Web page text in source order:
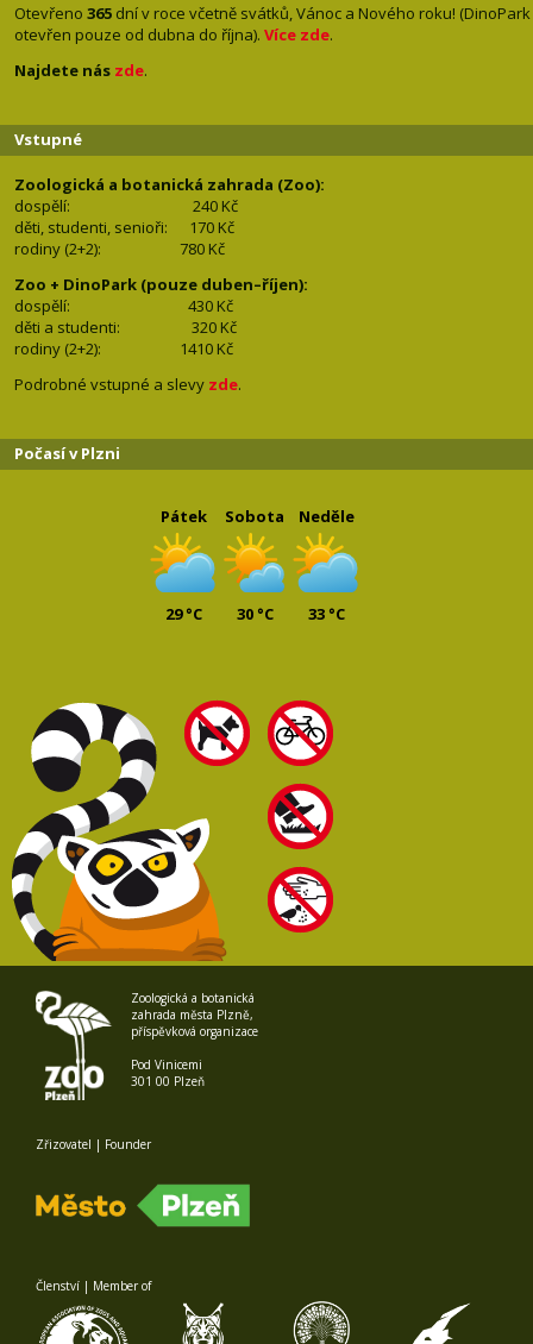
Otevřeno 365 dní v roce včetně svátků, Vánoc a Nového roku! (DinoPark
otevřen pouze od dubna do října). Více zde.
Najdete nás zde.
Vstupné
Zoologická a botanická zahrada (Zoo):
dospělí:
240 Kč
děti, studenti, senioři: 170 Kč
rodiny (2+2): 780 Kč
Zoo + DinoPark (pouze duben–říjen):
dospělí: 430 Kč
děti a studenti: 320 Kč
rodiny (2+2): 1410 Kč
Podrobné vstupné a slevy zde.
Počasí v Plzni
Pátek
29 °C
Sobota
30 °C
Neděle
33 °C
Zoologická a botanická
zahrada města Plzně,
příspěvková organizace
Pod Vinicemi
301 00 Plzeň
Zřizovatel | Founder
Členství | Member of